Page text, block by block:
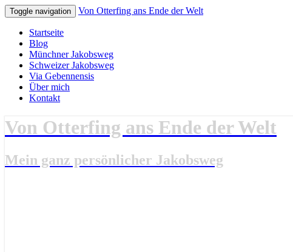
Toggle navigation Von Otterfing ans Ende der Welt
Startseite
Blog
Münchner Jakobsweg
Schweizer Jakobsweg
Via Gebennensis
Über mich
Kontakt
Von Otterfing ans Ende der Welt
Mein ganz persönlicher Jakobsweg